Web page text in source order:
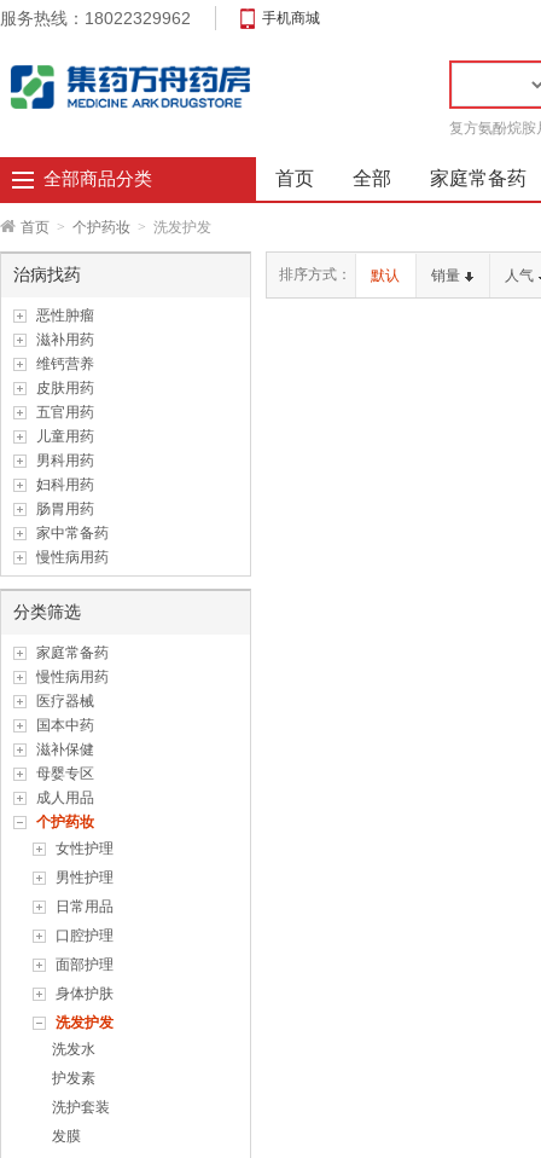
服务热线：18022329962 手机商城
复方氨酚烷胺
全部商品分类 首页 全部 家庭常备药
首页 > 个护药妆 > 洗发护发
治病找药
恶性肿瘤
滋补用药
维钙营养
皮肤用药
五官用药
儿童用药
男科用药
妇科用药
肠胃用药
家中常备药
慢性病用药
分类筛选
家庭常备药
慢性病用药
医疗器械
国本中药
滋补保健
母婴专区
成人用品
个护药妆
女性护理
男性护理
日常用品
口腔护理
面部护理
身体护肤
洗发护发
洗发水
护发素
洗护套装
发膜
排序方式： 默认 销量 人气